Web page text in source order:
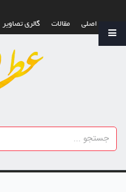
صفحه اصلی
مقالات گالری تصاویر